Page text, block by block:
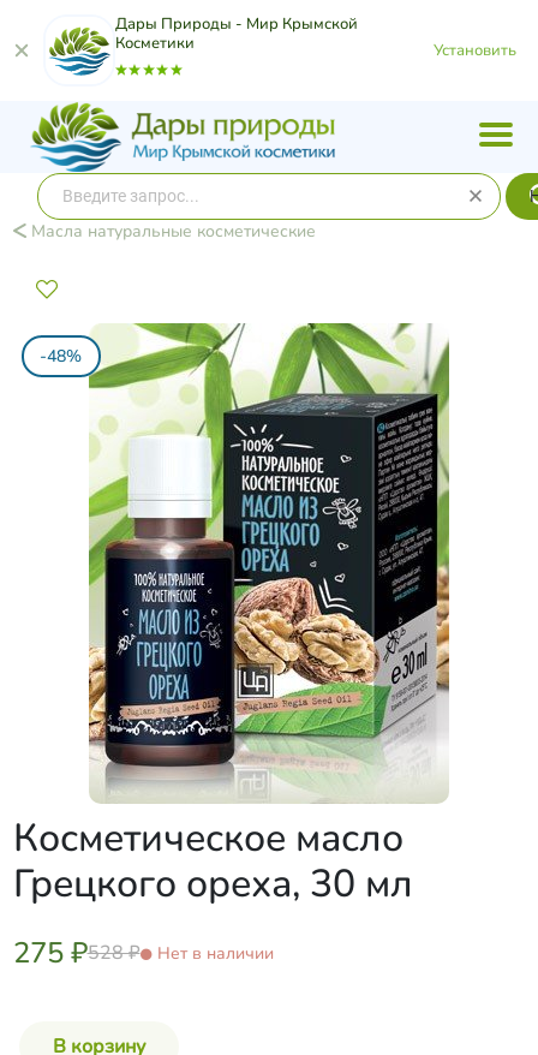
Дары Природы - Мир Крымской
Косметики
Установить
Масла натуральные косметические
-48%
Косметическое масло
Грецкого ореха, 30 мл
275 ₽528 ₽ Нет в наличии